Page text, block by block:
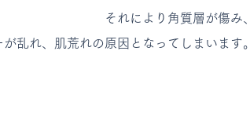
それにより角質層が傷み、
乱れ、肌荒れの原因となってしまいます。